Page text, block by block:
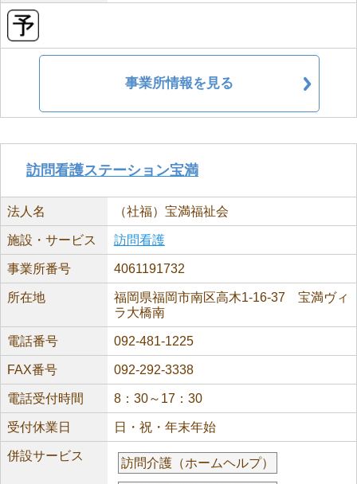
事業所情報を見る
訪問看護ステーション宝満
法人名 （社福）宝満福祉会
施設・サービス 訪問看護
事業所番号 4061191732
所在地
福岡県福岡市南区高木1-16-37 宝満ヴィ
ラ大橋南
電話番号 092-481-1225
FAX番号 092-292-3338
電話受付時間 8：30～17：30
受付休業日 日・祝・年末年始
併設サービス
訪問介護（ホームヘルプ）